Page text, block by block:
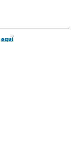
aquí